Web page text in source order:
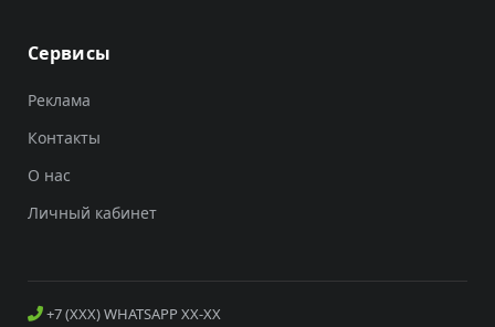
Сервисы
Реклама
Контакты
О нас
Личный кабинет
+7 (XXX) WHATSAPP XX-XX